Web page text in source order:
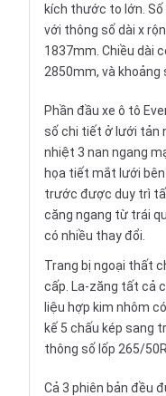
kích thước to lớn.
với thông số dài x
1837mm. Chiều dài
2850mm, và khoảng
Phần đầu xe ô tô
số chi tiết ở lưới tản
nhiệt 3 nan ngang
họa tiết mắt lưới
trước được duy trì
căng ngang từ trái
có nhiều thay đổi.
Trang bị ngoại thất
cấp. La-zăng tất cả
liệu hợp kim nhôm
kế 5 chấu kép sang
thông số lốp 265/
Cả 3 phiên bản đều